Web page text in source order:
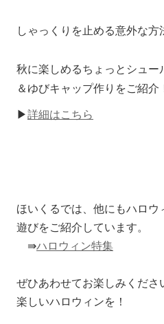
しゃっくりを止める意外な方
秋に楽しめるちょっとシュー
＆ゆびキャップ作りをご紹介
▶詳細はこちら
ほいくるでは、他にもハロ
遊びをご紹介しています。
⇛ハロウィン特集
ぜひあわせてお楽しみくださ
楽しいハロウィンを！